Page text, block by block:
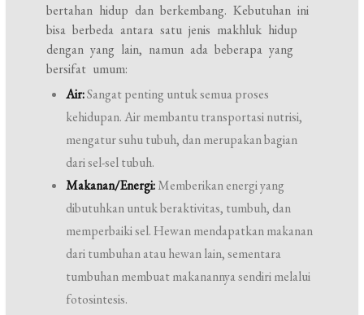
bertahan hidup dan berkembang. Kebutuhan ini
bisa berbeda antara satu jenis makhluk hidup
dengan yang lain, namun ada beberapa yang
bersifat umum:
Air:Sangat penting untuk semua proses
kehidupan. Air membantu transportasi nutrisi,
mengatur suhu tubuh, dan merupakan bagian
dari sel-sel tubuh.
Makanan/Energi:Memberikan energi yang
dibutuhkan untuk beraktivitas, tumbuh, dan
memperbaiki sel. Hewan mendapatkan makanan
dari tumbuhan atau hewan lain, sementara
tumbuhan membuat makanannya sendiri melalui
fotosintesis.